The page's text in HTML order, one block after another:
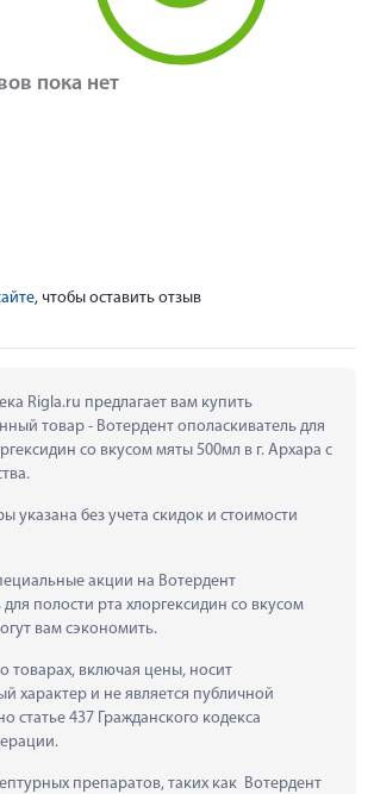
пока нет
, чтобы оставить отзыв
Rigla.ru предлагает вам купить
товар - Вотердент ополаскиватель для
со вкусом мяты 500мл в г. Архара с
указана без учета скидок и стоимости
акции на Вотердент
полости рта хлоргексидин со вкусом
вам сэкономить.
товарах, включая цены, носит
характер и не является публичной
статье 437 Гражданского кодекса
препаратов, таких как  Вотердент